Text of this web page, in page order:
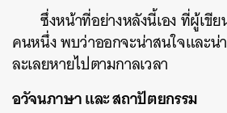
ซึ่งหน้าที่อย่างหลังนี้เอง ที่ผู้เขี
คนหนึ่ง พบว่าออกจะน่าสนใจและน่
ละเลยหายไปตามกาลเวลา
อวัจนภาษา และ สถาปัตยกรรม